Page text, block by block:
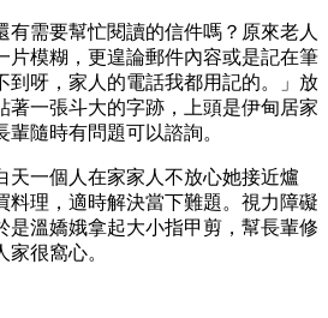
有需要幫忙閱讀的信件嗎？原來老人
片模糊，更遑論郵件內容或是記在筆
到呀，家人的電話我都用記的。」放
著一張斗大的字跡，上頭是伊甸居家
隨時有問題可以諮詢。
天一個人在家家人不放心她接近爐
料理，適時解決當下難題。視力障礙
是溫嬌娥拿起大小指甲剪，幫長輩修
很窩心。